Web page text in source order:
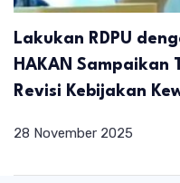
Lakukan RDPU
HAKAN Sampaikan
Revisi Kebijakan
28 November 2025